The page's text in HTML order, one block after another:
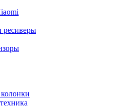
ресиверы